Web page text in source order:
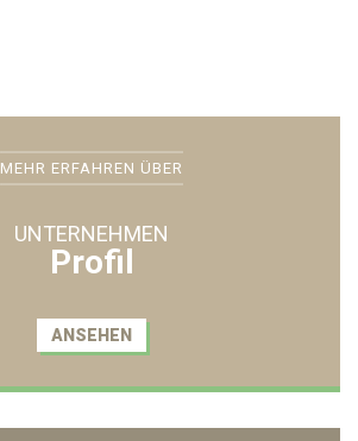
MEHR ERFAHREN ÜBER
UNTERNEHMEN
Profil
ANSEHEN